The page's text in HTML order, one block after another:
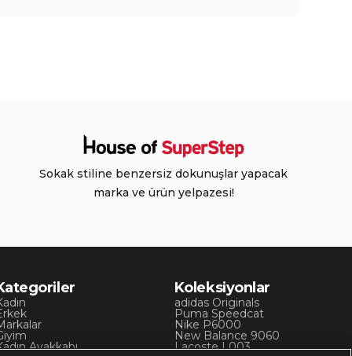
Sokak stiline benzersiz dokunuşlar yapacak
marka ve ürün yelpazesi!
Ayakkabı
Koleksiyonlar
adidas Originals
Puma Speedcat
Nike P6000
New Balance 9060
Lacoste L003